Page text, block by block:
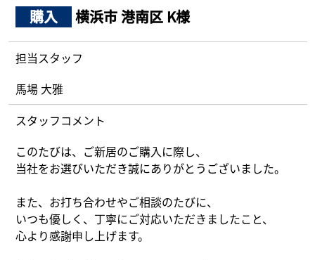
サイトマップ
What’s MIRAKARE
スペシャルムービーを見る
購入
横浜市 港南区 K様
担当スタッフ
馬場 大雅
スタッフコメント
このたびは、ご新居のご購入に際し、
当社をお選びいただき誠にありがとうございました。
また、お打ち合わせやご相談のたびに、
いつも優しく、丁寧にご対応いただきましたこと、
心より感謝申し上げます。